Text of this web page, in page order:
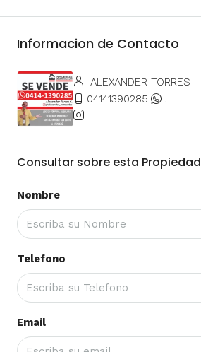
Informacion de Contacto
ALEXANDER TORRES
04141390285
.
Consultar sobre esta Propiedad
Nombre
Telefono
Email